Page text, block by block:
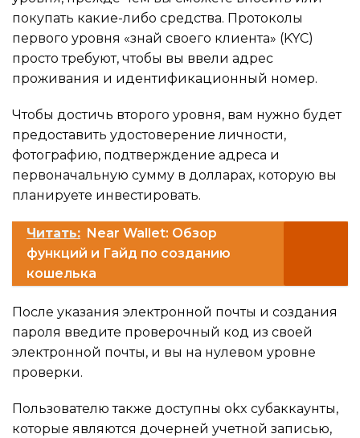
покупать какие-либо средства. Протоколы
первого уровня «знай своего клиента» (KYC)
просто требуют, чтобы вы ввели адрес
проживания и идентификационный номер.
Чтобы достичь второго уровня, вам нужно будет
предоставить удостоверение личности,
фотографию, подтверждение адреса и
первоначальную сумму в долларах, которую вы
планируете инвестировать.
Читать: Near Wallet: Обзор
функций и Гайд по созданию
кошелька
После указания электронной почты и создания
пароля введите проверочный код из своей
электронной почты, и вы на нулевом уровне
проверки.
Пользователю также доступны okx субаккаунты,
которые являются дочерней учетной записью,